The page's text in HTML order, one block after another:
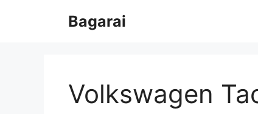
Bagarai
Volkswagen